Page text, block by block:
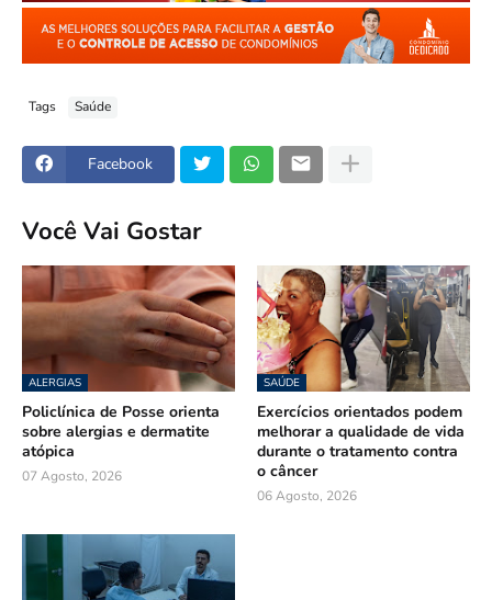
Tags Saúde
Facebook
Você Vai Gostar
ALERGIAS
Policlínica de Posse orienta
sobre alergias e dermatite
atópica
07 Agosto, 2026
SAÚDE
Exercícios orientados podem
melhorar a qualidade de vida
durante o tratamento contra
o câncer
06 Agosto, 2026